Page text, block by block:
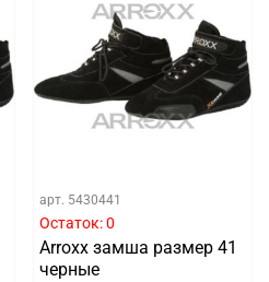
арт. 5430441
Остаток: 0
Arroxx замша размер 41
черные